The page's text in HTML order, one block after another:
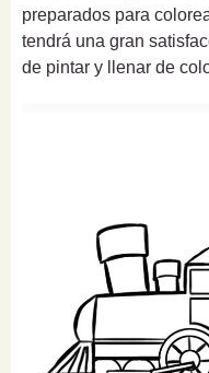
preparados para
tendrá una gran
de pintar y llenar de